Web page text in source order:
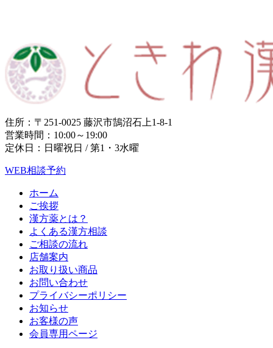
住所：〒251-0025 藤沢市鵠沼石上1-8-1
営業時間：10:00～19:00
定休日：日曜祝日 / 第1・3水曜
WEB相談予約
ホーム
ご挨拶
漢方薬とは？
よくある漢方相談
ご相談の流れ
店舗案内
お取り扱い商品
お問い合わせ
プライバシーポリシー
お知らせ
お客様の声
会員専用ページ